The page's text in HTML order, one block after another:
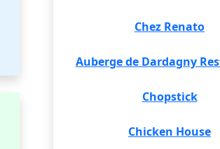
Chez Renato
Auberge de Dardagny
Chopstick
Chicken House